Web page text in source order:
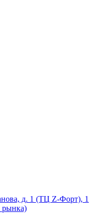
д. 1 (ТЦ Z-Форт), 1
рынка)